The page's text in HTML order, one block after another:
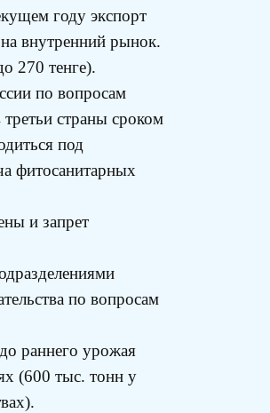
году экспорт
внутренний рынок.
270 тенге).
по вопросам
страны сроком
под
фитосанитарных
и запрет
по вопросам
раннего урожая
(600 тыс. тонн у